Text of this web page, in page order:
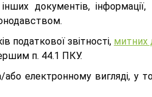
інших документів,
податкової звітності, митних
п. 44.1 ПКУ.
електронному вигляді, у